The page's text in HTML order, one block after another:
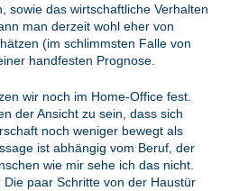
sowie das wirtschaftliche Verhalten
man derzeit wohl eher von
(im schlimmsten Falle von
handfesten Prognose.
wir noch im Home-Office fest.
der Ansicht zu sein, dass sich
noch weniger bewegt als
ist abhängig vom Beruf, der
wie mir sehe ich das nicht.
paar Schritte von der Haustür